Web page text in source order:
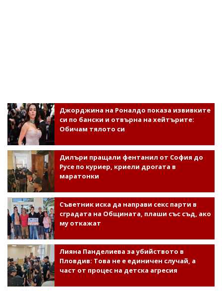
Джорджина на Роналдо показа извивките
си по бански и отвърна на хейтърите:
Обичам тялото си
Дилъри пращали фентанил от София до
Русе по куриер, криели дрогата в
маратонки
Съветник иска да направи секс парти в
сградата на Общината, плаши със съд, ако
му откажат
Лияна Панделиева за убийството в
Пловдив: Това не е единичен случай, а
част от процес на детска агресия